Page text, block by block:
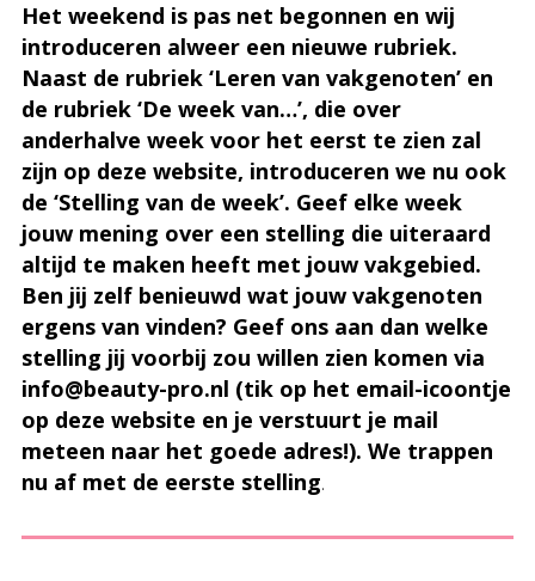
Het weekend is pas net begonnen en wij
introduceren alweer een nieuwe rubriek.
Naast de rubriek ‘Leren van vakgenoten’ en
de rubriek ‘De week van…’, die over
anderhalve week voor het eerst te zien zal
zijn op deze website, introduceren we nu ook
de ‘Stelling van de week’. Geef elke week
jouw mening over een stelling die uiteraard
altijd te maken heeft met jouw vakgebied.
Ben jij zelf benieuwd wat jouw vakgenoten
ergens van vinden? Geef ons aan dan welke
stelling jij voorbij zou willen zien komen via
info@beauty-pro.nl (tik op het email-icoontje
op deze website en je verstuurt je mail
meteen naar het goede adres!). We trappen
nu af met de eerste stelling.